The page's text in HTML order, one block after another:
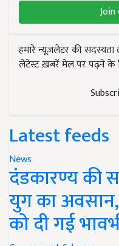
हमारे न्यूज़लेटर की
लेटेस्ट ख़बरें मेल पर पढ़ने के
Latest feeds
News
दंडकारण्य की
युग का अवसान,
को दी गई